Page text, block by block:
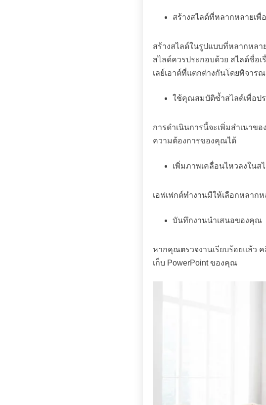
สร้างสไลด์ที่หลากหลายเ
สร้างสไลด์ในรูปแบบที่หลากหลา
สไลด์ควรประกอบด้วย สไลด์ชื่อ
เลย์เอาต์ที่แตกต่างกันโดยพิจาร
ใช้คุณสมบัติซ้ำสไลด์เพื่อปร
การดำเนินการนี้จะเพิ่มสำเนา
ความต้องการของคุณได้
เพิ่มภาพเคลื่อนไหวลงใน
เอฟเฟกต์ทำงานมีให้เลือกหลาก
บันทึกงานนำเสนอของคุณ
หากคุณตรวจงานเรียบร้อยแล้ว
เก็บ PowerPoint ของคุณ